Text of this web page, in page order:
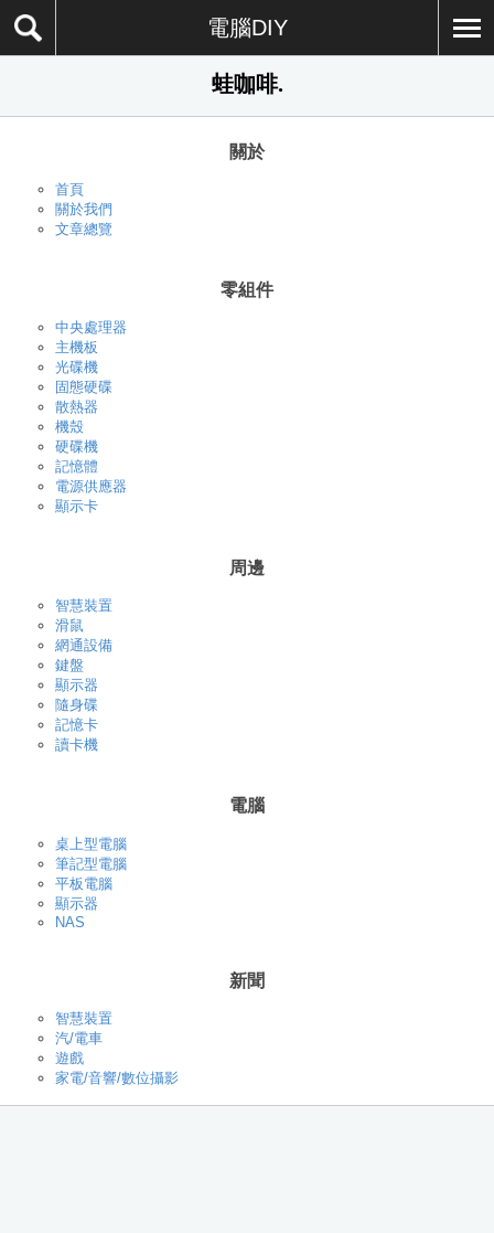
電腦DIY
蛙咖啡.
關於
首頁
關於我們
文章總覽
零組件
中央處理器
主機板
光碟機
固態硬碟
散熱器
機殼
硬碟機
記憶體
電源供應器
顯示卡
周邊
智慧裝置
滑鼠
網通設備
鍵盤
顯示器
隨身碟
記憶卡
讀卡機
電腦
桌上型電腦
筆記型電腦
平板電腦
顯示器
NAS
新聞
智慧裝置
汽/電車
遊戲
家電/音響/數位攝影